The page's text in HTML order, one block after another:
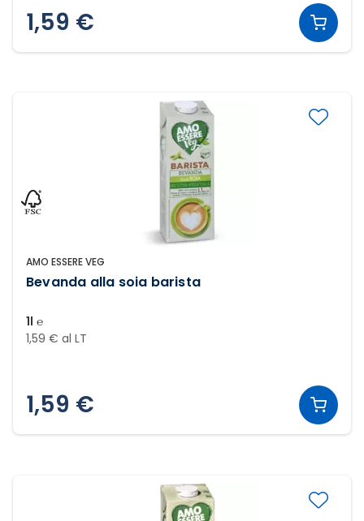
1,59 €
AMO ESSERE VEG
Bevanda alla soia barista
1l ℮
1,59 € al LT
1,59 €